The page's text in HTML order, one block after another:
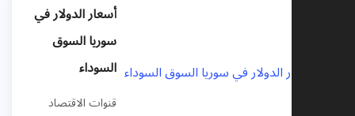
أسعار الدولار في
سوريا السوق
السوداء
قنوات الاقتصاد